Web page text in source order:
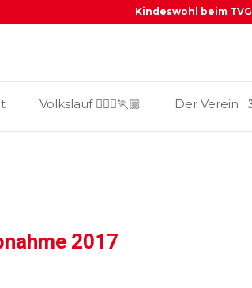
Kindeswohl beim TVG
Volkslauf 🏃🏼‍♀️🏃🏼 Der Verein
2017